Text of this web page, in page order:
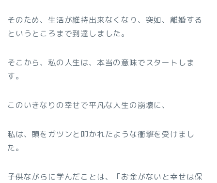
そのため、生活が維持出来なくなり、突如、離婚する
というところまで到達しました。
そこから、私の人生は、本当の意味でスタートしま
す。
このいきなりの幸せで平凡な人生の崩壊に、
私は、頭をガツンと叩かれたような衝撃を受けまし
た。
子供ながらに学んだことは、「お金がないと幸せは保